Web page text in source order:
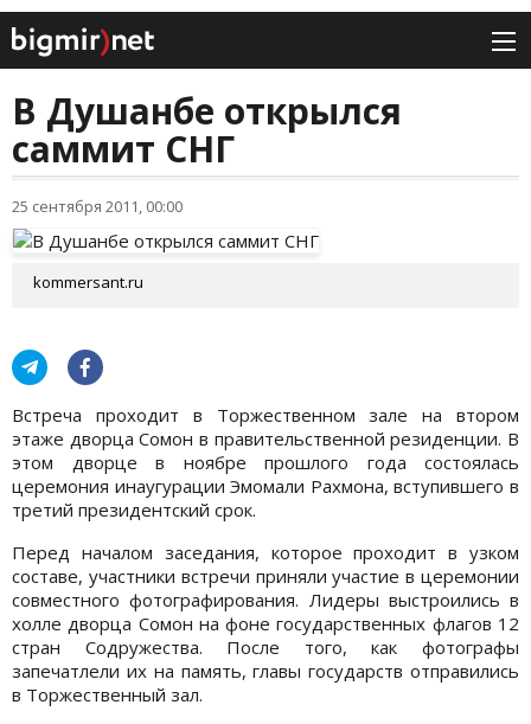
В Душанбе открылся
саммит СНГ
25 сентября 2011, 00:00
kommersant.ru
Встреча проходит в Торжественном зале на втором
этаже дворца Сомон в правительственной резиденции. В
этом дворце в ноябре прошлого года состоялась
церемония инаугурации Эмомали Рахмона, вступившего в
третий президентский срок.
Перед началом заседания, которое проходит в узком
составе, участники встречи приняли участие в церемонии
совместного фотографирования. Лидеры выстроились в
холле дворца Сомон на фоне государственных флагов 12
стран Содружества. После того, как фотографы
запечатлели их на память, главы государств отправились
в Торжественный зал.